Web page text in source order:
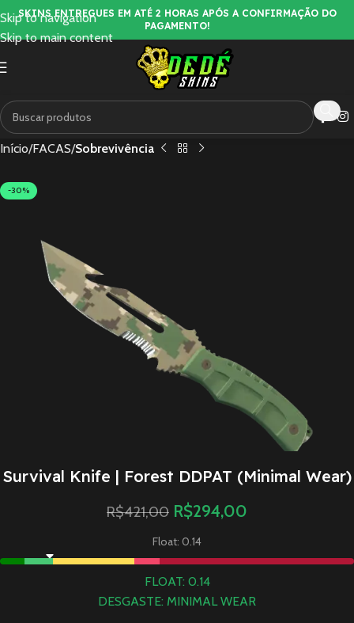
Skip to navigation
Skip to main content
SKINS ENTREGUES EM ATÉ 2 HORAS APÓS A CONFIRMAÇÃO DO
PAGAMENTO!
Início FACAS Sobrevivência
-30%
Survival Knife | Forest DDPAT (Minimal Wear)
R$421,00 R$294,00
Float: 0.14
FLOAT: 0.14
DESGASTE: MINIMAL WEAR